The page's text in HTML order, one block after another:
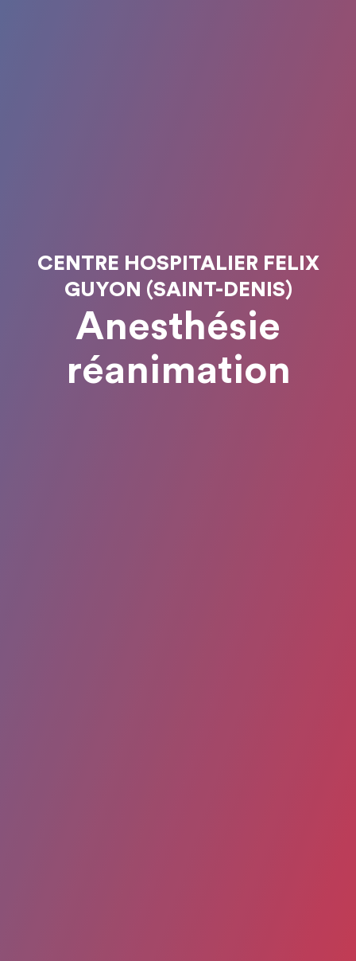
CENTRE HOSPITALIER FELIX
GUYON (SAINT-DENIS)
Anesthésie
réanimation